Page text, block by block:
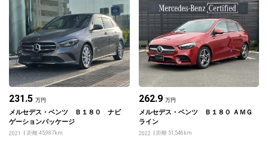
231.5 万円
メルセデス・ベンツ Ｂ１８０ ナビ
ゲーションパッケージ
2021 距離 45,987km
262.9 万円
メルセデス・ベンツ Ｂ１８０ ＡＭＧ
ライン
2022 距離 51,546km